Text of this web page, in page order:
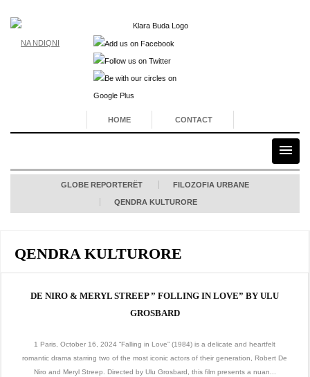
NA NDIQNI
HOME CONTACT
GLOBE REPORTERËT FILOZOFIA URBANE
QENDRA KULTURORE
QENDRA KULTURORE
DE NIRO & MERYL STREEP ” FOLLING IN LOVE” BY ULU
GROSBARD
1 Paris, October 16, 2024 “Falling in Love” (1984) is a delicate and heartfelt
romantic drama starring two of the most iconic actors of their generation, Robert De
Niro and Meryl Streep. Directed by Ulu Grosbard, this film presents a nuan...